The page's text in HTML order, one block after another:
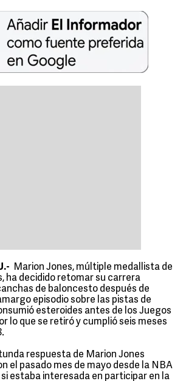
Marion Jones, múltiple medallista de
ha decidido retomar su carrera
de baloncesto después de
episodio sobre las pistas de
esteroides antes de los Juegos
lo que se retiró y cumplió seis meses
respuesta de Marion Jones
el pasado mes de mayo desde la NBA
estaba interesada en participar en la